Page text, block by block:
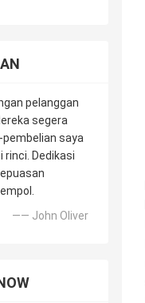
pelanggan
segera
saya
Dedikasi
—— John Oliver